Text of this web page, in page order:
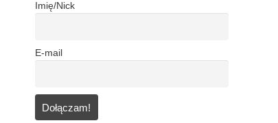
Imię/Nick
E-mail